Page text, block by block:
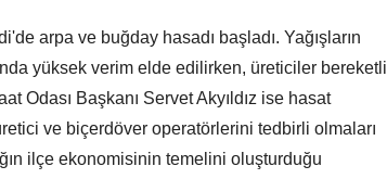
arpa ve buğday hasadı başladı. Yağışların
yüksek verim elde edilirken, üreticiler bereketli
Odası Başkanı Servet Akyıldız ise hasat
ve biçerdöver operatörlerini tedbirli olmaları
ilçe ekonomisinin temelini oluşturduğu